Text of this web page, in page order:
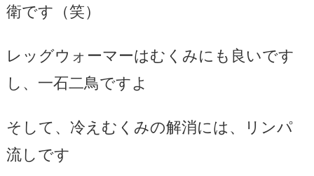
衛です（笑）
レッグウォーマーはむくみにも良いです
し、一石二鳥ですよ
そして、冷えむくみの解消には、リンパ
流しです